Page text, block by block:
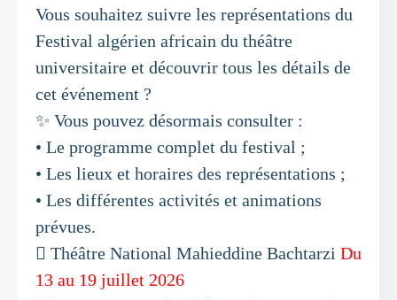
Vous souhaitez suivre les représentations du
Festival algérien africain du théâtre
universitaire et découvrir tous les détails de
cet événement ?
✨ Vous pouvez désormais consulter :
• Le programme complet du festival ;
• Les lieux et horaires des représentations ;
• Les différentes activités et animations
prévues.
 Théâtre National Mahieddine Bachtarzi Du
13 au 19 juillet 2026